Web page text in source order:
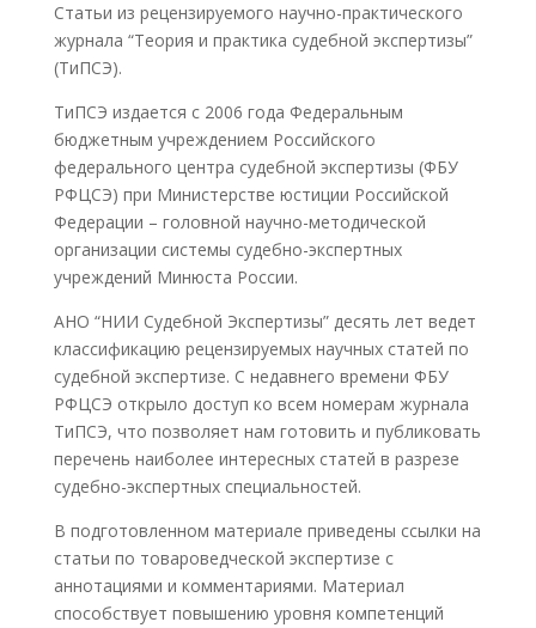
Статьи из рецензируемого научно-практического
журнала “Теория и практика судебной экспертизы”
(ТиПСЭ).
ТиПСЭ издается с 2006 года Федеральным
бюджетным учреждением Российского
федерального центра судебной экспертизы (ФБУ
РФЦСЭ) при Министерстве юстиции Российской
Федерации – головной научно-методической
организации системы судебно-экспертных
учреждений Минюста России.
АНО “НИИ Судебной Экспертизы” десять лет ведет
классификацию рецензируемых научных статей по
судебной экспертизе. С недавнего времени ФБУ
РФЦСЭ открыло доступ ко всем номерам журнала
ТиПСЭ, что позволяет нам готовить и публиковать
перечень наиболее интересных статей в разрезе
судебно-экспертных специальностей.
В подготовленном материале приведены ссылки на
статьи по товароведческой экспертизе с
аннотациями и комментариями. Материал
способствует повышению уровня компетенций